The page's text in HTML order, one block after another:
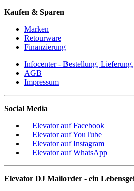
Kaufen & Sparen
Marken
Retourware
Finanzierung
Infocenter - Bestellung,
AGB
Impressum
Social Media
Elevator auf Facebook
Elevator auf YouTube
Elevator auf Instagram
Elevator auf WhatsApp
Elevator DJ Mailorder - ein